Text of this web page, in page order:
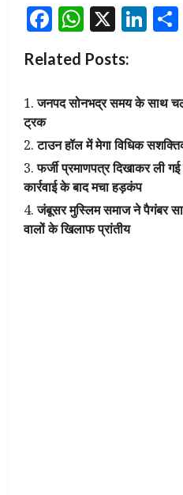
Facebook
X
Related Posts:
जनपद सोनभद्र समय के साथ
ट्रक
टाउन हॉल में मेगा विधिक
फर्जी प्रमाणपत्र दिखाकर ली
कार्रवाई के बाद मचा हड़कंप
जंबूसर मुस्लिम समाज ने पैगंबर
वालों के खिलाफ प्रांतीय